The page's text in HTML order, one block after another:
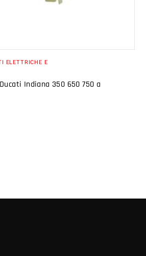
ELETTRICHE E
Indiana 350 650 750 a